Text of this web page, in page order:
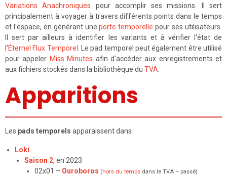
Variations Anachroniques pour accomplir ses missions. Il sert
principalement à voyager à travers différents points dans le temps
et l'espace, en générant uneporte temporelle pour ses utilisateurs.
Il sert par ailleurs à identifier les variants et à vérifier l'état de
l'Éternel Flux Temporel . Le pad temporel peut également être utilisé
pour appeler Miss Minutes afin d'accéder aux enregistrements et
aux fichiers stockés dans la bibliothèque du TVA.
Apparitions
Les pads temporels apparaissent dans :
Loki
Saison 2, en 2023
02x01 – Ouroboros (hors du tempsdans le TVA – passé)